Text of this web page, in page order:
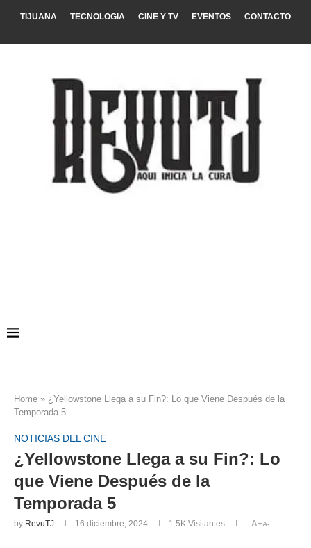
TIJUANA TECNOLOGIA CINE Y TV EVENTOS CONTACTO
Home » ¿Yellowstone Llega a su Fin?: Lo que Viene Después de la
Temporada 5
NOTICIAS DEL CINE
¿Yellowstone Llega a su Fin?: Lo
que Viene Después de la
Temporada 5
by RevuTJ 16 diciembre, 2024 1.5K Visitantes A+A-